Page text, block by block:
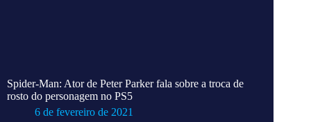
Spider-Man: Ator de Peter Parker fala sobre a troca de
rosto do personagem no PS5
6 de fevereiro de 2021